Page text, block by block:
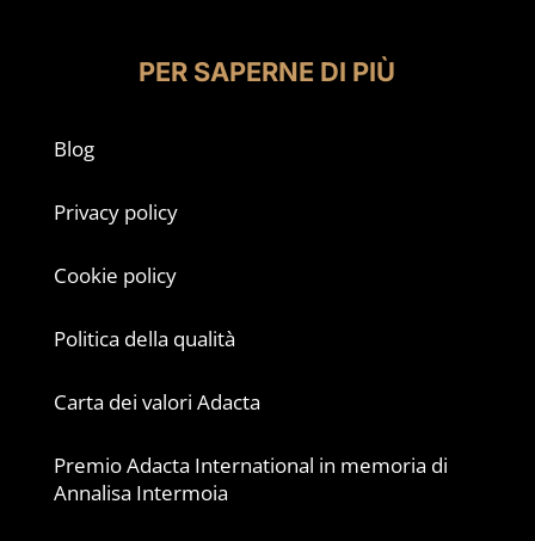
PER SAPERNE DI PIÙ
Blog
Privacy policy
Cookie policy
Politica della qualità
Carta dei valori Adacta
Premio Adacta International in memoria di
Annalisa Intermoia